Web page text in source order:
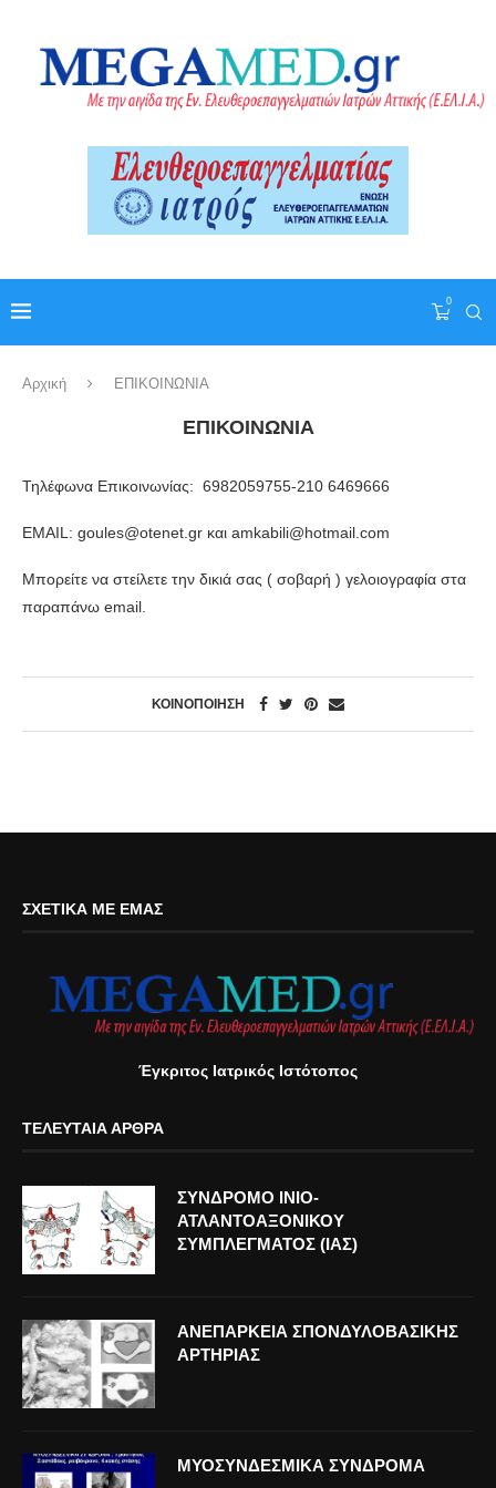
0
Αρχική ΕΠΙΚΟΙΝΩΝΙΑ
ΕΠΙΚΟΙΝΩΝΙΑ
Τηλέφωνα Επικοινωνίας: 6982059755-210 6469666
EMAIL: goules@otenet.gr και amkabili@hotmail.com
Μπορείτε να στείλετε την δικιά σας ( σοβαρή ) γελοιογραφία στα
παραπάνω email.
ΚΟΙΝΟΠΟΙΉΣΗ
ΣΧΕΤΙΚΆ ΜΕ ΕΜΆΣ
Έγκριτος Ιατρικός Ιστότοπος
ΤΕΛΕΥΤΑΊΑ ΆΡΘΡΑ
ΣΥΝΔΡΟΜΟ ΙΝΙΟ-
ΑΤΛΑΝΤΟΑΞΟΝΙΚΟΥ
ΣΥΜΠΛΕΓΜΑΤΟΣ (ΙΑΣ)
ΑΝΕΠΑΡΚΕΙΑ ΣΠΟΝΔΥΛΟΒΑΣΙΚΗΣ
ΑΡΤΗΡΙΑΣ
ΜΥΟΣΥΝΔΕΣΜΙΚΑ ΣΥΝΔΡΟΜΑ